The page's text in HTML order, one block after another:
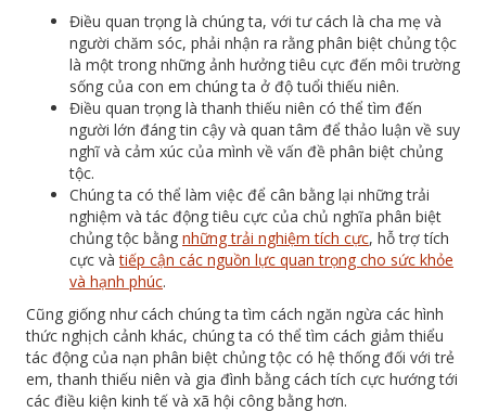
Điều quan trọng là chúng ta, với tư cách là cha mẹ và
người chăm sóc, phải nhận ra rằng phân biệt chủng tộc
là một trong những ảnh hưởng tiêu cực đến môi trường
sống của con em chúng ta ở độ tuổi thiếu niên.
Điều quan trọng là thanh thiếu niên có thể tìm đến
người lớn đáng tin cậy và quan tâm để thảo luận về suy
nghĩ và cảm xúc của mình về vấn đề phân biệt chủng
tộc.
Chúng ta có thể làm việc để cân bằng lại những trải
nghiệm và tác động tiêu cực của chủ nghĩa phân biệt
chủng tộc bằng những trải nghiệm tích cực, hỗ trợ tích
cực vàtiếp cận các nguồn lực quan trọng cho sức khỏe
và hạnh phúc.
Cũng giống như cách chúng ta tìm cách ngăn ngừa các hình
thức nghịch cảnh khác, chúng ta có thể tìm cách giảm thiểu
tác động của nạn phân biệt chủng tộc có hệ thống đối với trẻ
em, thanh thiếu niên và gia đình bằng cách tích cực hướng tới
các điều kiện kinh tế và xã hội công bằng hơn.